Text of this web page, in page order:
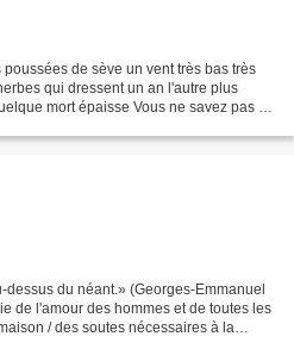
de sève un vent très bas très
qui dressent un an l'autre plus
mort épaisse Vous ne savez pas la
du néant.» (Georges-Emmanuel
de l'amour des hommes et de toutes les
/ des soutes nécessaires à la